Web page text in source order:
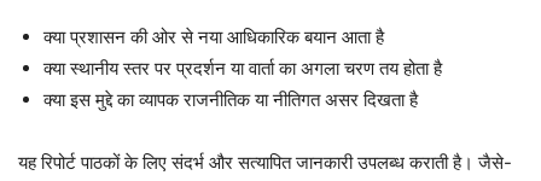
क्या प्रशासन की ओर से नया आधिकारिक बयान आता है
क्या स्थानीय स्तर पर प्रदर्शन या वार्ता का अगला चरण तय होता है
क्या इस मुद्दे का व्यापक राजनीतिक या नीतिगत असर दिखता है
यह रिपोर्ट पाठकों के लिए संदर्भ और सत्यापित जानकारी उपलब्ध कराती है। जैसे-